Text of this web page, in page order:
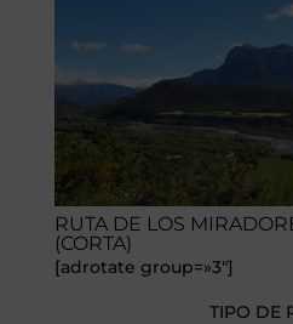
RUTA DE LOS
(CORTA)
[adrotate group=»3″]
TIPO DE